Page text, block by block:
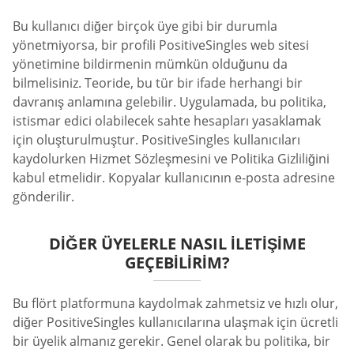
Bu kullanıcı diğer birçok üye gibi bir durumla
yönetmiyorsa, bir profili PositiveSingles web sitesi
yönetimine bildirmenin mümkün olduğunu da
bilmelisiniz. Teoride, bu tür bir ifade herhangi bir
davranış anlamına gelebilir. Uygulamada, bu politika,
istismar edici olabilecek sahte hesapları yasaklamak
için oluşturulmuştur. PositiveSingles kullanıcıları
kaydolurken Hizmet Sözleşmesini ve Politika Gizliliğini
kabul etmelidir. Kopyalar kullanıcının e-posta adresine
gönderilir.
DIĞER ÜYELERLE NASIL İLETIŞIME
GEÇEBILIRIM?
Bu flört platformuna kaydolmak zahmetsiz ve hızlı olur,
diğer PositiveSingles kullanıcılarına ulaşmak için ücretli
bir üyelik almanız gerekir. Genel olarak bu politika, bir